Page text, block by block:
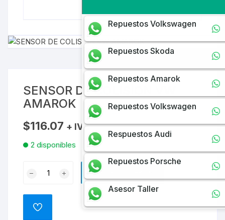
SENSOR DE COLISION VW
AMAROK
$116.07 + IVA
2 disponibles
VW
AMAROK
AÑADIR AL CARRITO
ADD
Repuestos Volkswagen
Repuestos Skoda
Repuestos Amarok
Repuestos Volkswagen
Respuestos Audi
Repuestos Porsche
Asesor Taller